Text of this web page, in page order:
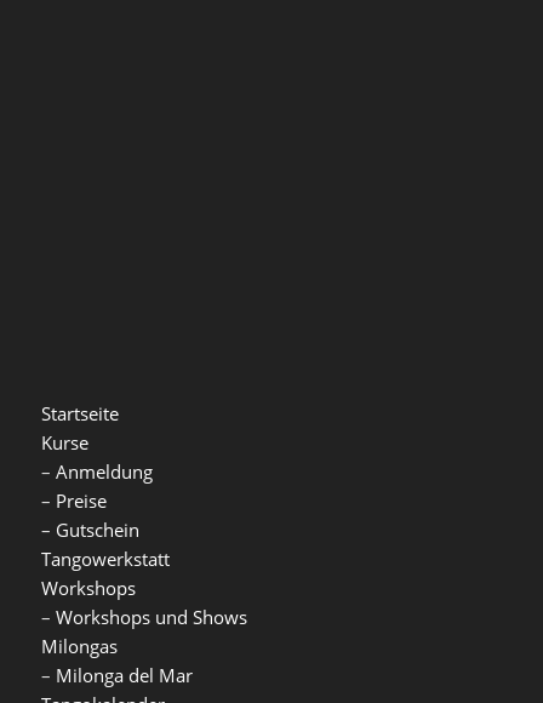
Startseite
Kurse
– Anmeldung
– Preise
– Gutschein
Tangowerkstatt
Workshops
– Workshops und Shows
Milongas
– Milonga del Mar